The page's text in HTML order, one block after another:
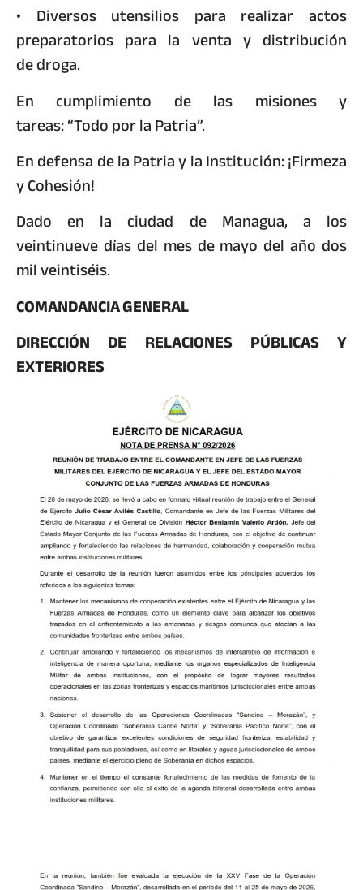
• Diversos utensilios para realizar actos
preparatorios para la venta y distribución
de droga.
En cumplimiento de las misiones y
tareas: “Todo por la Patria”.
En defensa de la Patria y la Institución: ¡Firmeza
y Cohesión!
Dado en la ciudad de Managua, a los
veintinueve días del mes de mayo del año dos
mil veintiséis.
COMANDANCIA GENERAL
DIRECCIÓN DE RELACIONES PÚBLICAS Y
EXTERIORES